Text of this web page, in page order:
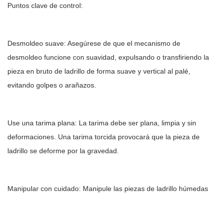
Puntos clave de control:
Desmoldeo suave: Asegúrese de que el mecanismo de
desmoldeo funcione con suavidad, expulsando o transfiriendo la
pieza en bruto de ladrillo de forma suave y vertical al palé,
evitando golpes o arañazos.
Use una tarima plana: La tarima debe ser plana, limpia y sin
deformaciones. Una tarima torcida provocará que la pieza de
ladrillo se deforme por la gravedad.
Manipular con cuidado: Manipule las piezas de ladrillo húmedas